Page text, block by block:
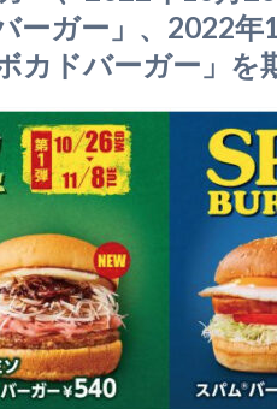
ーガー」、2022
カドバーガー」を